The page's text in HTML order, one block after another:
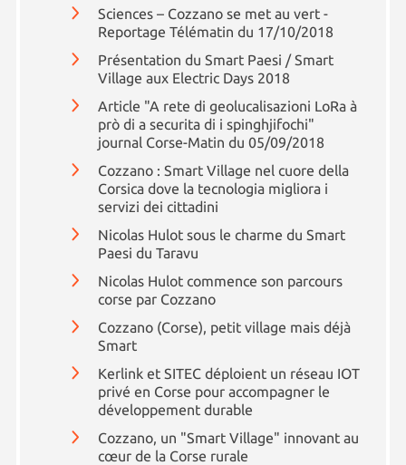
Sciences – Cozzano se met au vert -
Reportage Télématin du 17/10/2018
Présentation du Smart Paesi / Smart
Village aux Electric Days 2018
Article "A rete di geolucalisazioni LoRa à
prò di a securita di i spinghjifochi"
journal Corse-Matin du 05/09/2018
Cozzano : Smart Village nel cuore della
Corsica dove la tecnologia migliora i
servizi dei cittadini
Nicolas Hulot sous le charme du Smart
Paesi du Taravu
Nicolas Hulot commence son parcours
corse par Cozzano
Cozzano (Corse), petit village mais déjà
Smart
Kerlink et SITEC déploient un réseau IOT
privé en Corse pour accompagner le
développement durable
Cozzano, un "Smart Village" innovant au
cœur de la Corse rurale